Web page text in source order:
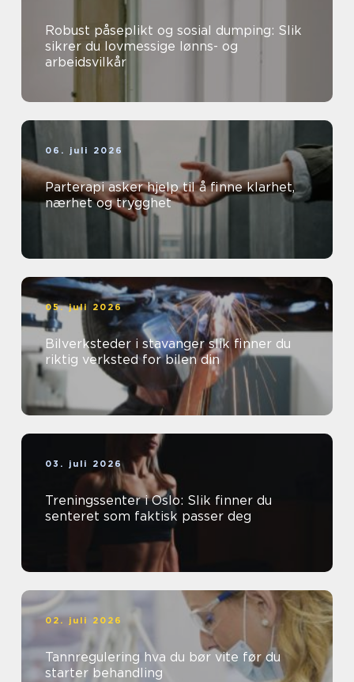
Robust påseplikt og sosial dumping: Slik
sikrer du lovmessige lønns- og
arbeidsvilkår
06. juli 2026
Parterapi asker hjelp til å finne klarhet,
nærhet og trygghet
05. juli 2026
Bilverksteder i stavanger slik finner du
riktig verksted for bilen din
03. juli 2026
Treningssenter i Oslo: Slik finner du
senteret som faktisk passer deg
02. juli 2026
Tannregulering hva du bør vite før du
starter behandling